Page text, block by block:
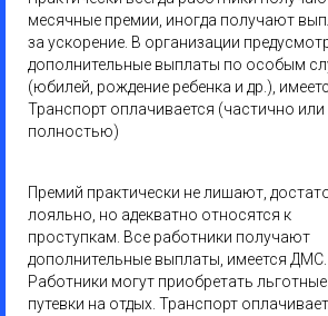
месячные премии, иногда получают
за ускорение. В организации
дополнительные выплаты по особым
(юбилей, рождение ребенка и др.),
Транспорт оплачивается (частично или
полностью)
Премий практически не лишают,
лояльно, но адекватно относятся к
проступкам. Все работники получают
дополнительные выплаты, имеется ДМС.
Работники могут приобретать льготные
путевки на отдых. Транспорт